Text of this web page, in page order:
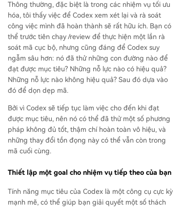
Thông thường, đặc biệt là trong các nhiệm vụ tối ưu
hóa, tôi thấy việc để Codex xem xét lại và rà soát
công việc mình đã hoàn thành sẽ rất hữu ích. Bạn có
thể trước tiên chạy /review để thực hiện một lần rà
soát mã cục bộ, nhưng cũng đáng để Codex suy
ngẫm sâu hơn: nó đã thử những con đường nào để
đạt được mục tiêu? Những nỗ lực nào có hiệu quả?
Những nỗ lực nào không hiệu quả? Sau đó dựa vào
đó để dọn dẹp mã.
Bởi vì Codex sẽ tiếp tục làm việc cho đến khi đạt
được mục tiêu, nên nó có thể đã thử một số phương
pháp không đủ tốt, thậm chí hoàn toàn vô hiệu, và
những thay đổi tồn đọng này có thể vẫn còn trong
mã cuối cùng.
Thiết lập một goal cho nhiệm vụ tiếp theo của bạn
Tính năng mục tiêu của Codex là một công cụ cực kỳ
mạnh mẽ, có thể giúp bạn giải quyết một số thách